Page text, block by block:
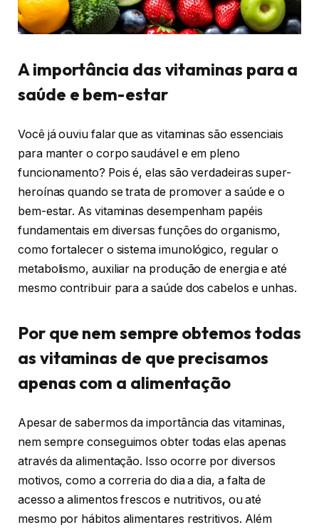
A importância das vitaminas para a
saúde e bem-estar
Você já ouviu falar que as vitaminas são essenciais
para manter o corpo saudável e em pleno
funcionamento? Pois é, elas são verdadeiras super-
heroínas quando se trata de promover a saúde e o
bem-estar. As vitaminas desempenham papéis
fundamentais em diversas funções do organismo,
como fortalecer o sistema imunológico, regular o
metabolismo, auxiliar na produção de energia e até
mesmo contribuir para a saúde dos cabelos e unhas.
Por que nem sempre obtemos todas
as vitaminas de que precisamos
apenas com a alimentação
Apesar de sabermos da importância das vitaminas,
nem sempre conseguimos obter todas elas apenas
através da alimentação. Isso ocorre por diversos
motivos, como a correria do dia a dia, a falta de
acesso a alimentos frescos e nutritivos, ou até
mesmo por hábitos alimentares restritivos. Além